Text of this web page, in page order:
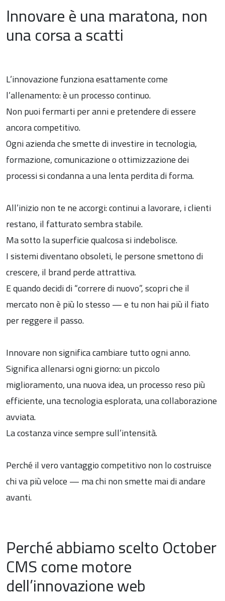
Innovare è una maratona, non
una corsa a scatti
L’innovazione funziona esattamente come
l’allenamento: è un processo continuo.
Non puoi fermarti per anni e pretendere di essere
ancora competitivo.
Ogni azienda che smette di investire in tecnologia,
formazione, comunicazione o ottimizzazione dei
processi si condanna a una lenta perdita di forma.
All’inizio non te ne accorgi: continui a lavorare, i clienti
restano, il fatturato sembra stabile.
Ma sotto la superficie qualcosa si indebolisce.
I sistemi diventano obsoleti, le persone smettono di
crescere, il brand perde attrattiva.
E quando decidi di “correre di nuovo”, scopri che il
mercato non è più lo stesso — e tu non hai più il fiato
per reggere il passo.
Innovare non significa cambiare tutto ogni anno.
Significa allenarsi ogni giorno: un piccolo
miglioramento, una nuova idea, un processo reso più
efficiente, una tecnologia esplorata, una collaborazione
avviata.
La costanza vince sempre sull’intensità.
Perché il vero vantaggio competitivo non lo costruisce
chi va più veloce — ma chi non smette mai di andare
avanti.
Perché abbiamo scelto October
CMS come motore
dell’innovazione web